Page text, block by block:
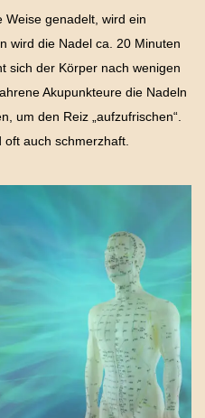
Weise genadelt, wird ein
wird die Nadel ca. 20 Minuten
sich der Körper nach wenigen
Akupunkteure die Nadeln
um den Reiz „aufzufrischen“.
auch schmerzhaft.